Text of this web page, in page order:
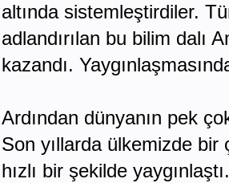
altında sistemleştirdiler.
adlandırılan bu bilim dalı
kazandı.
Ardından dünyanın pek
Son yıllarda ülkemizde bir
hızlı bir şekilde yaygınlaştı.